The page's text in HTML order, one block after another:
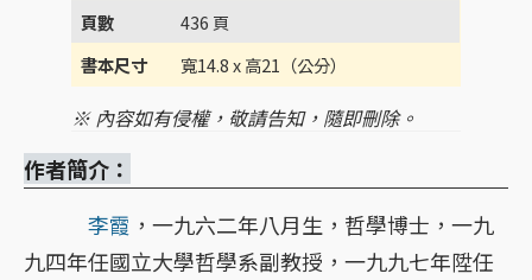
頁數 436 頁
書本尺寸寬14.8 x 高21（公分）
※ 內容如有侵權，敬請告知，隨即刪除。
作者簡介：
李霞 ，一九六二年八月生，哲學博士，一九
九四年任國立大學哲學系副教授，一九九七年陞任